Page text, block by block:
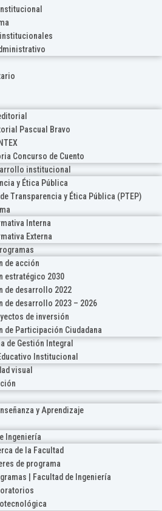
Pascual Bravo
Concurso de Cuento
institucional
y Ética Pública
Transparencia y Ética Pública (PTEP)
Interna
Externa
de acción
estratégico 2030
de desarrollo 2022
de desarrollo 2023 – 2026
de inversión
de Participación Ciudadana
de Gestión Integral
Institucional
visual
y Aprendizaje
Ingeniería
de la Facultad
de programa
| Facultad de Ingeniería